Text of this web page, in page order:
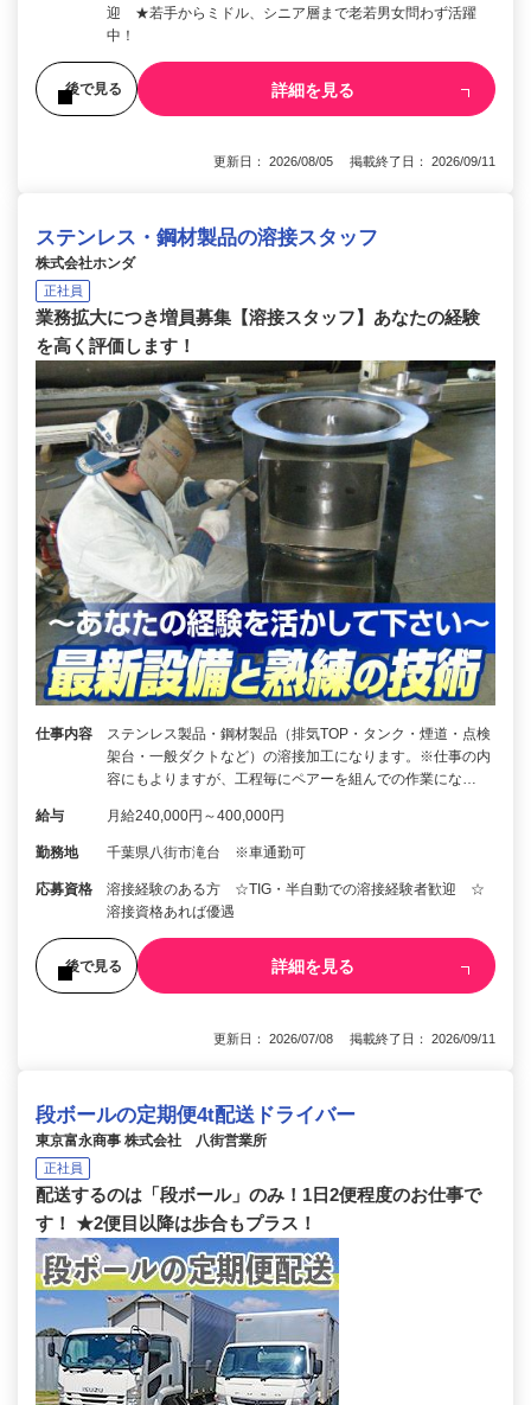
迎 ★若手からミドル、シニア層まで老若男女問わず活躍
中！
後で見る 詳細を見る
更新日： 2026/08/05 掲載終了日： 2026/09/11
ステンレス・鋼材製品の溶接スタッフ
株式会社ホンダ
正社員
業務拡大につき増員募集【溶接スタッフ】あなたの経験
を高く評価します！
仕事内容
ステンレス製品・鋼材製品（排気TOP・タンク・煙道・点検
架台・一般ダクトなど）の溶接加工になります。※仕事の内
容にもよりますが、工程毎にペアーを組んでの作業にな…
給与 月給240,000円～400,000円
勤務地 千葉県八街市滝台 ※車通勤可
応募資格
溶接経験のある方 ☆TIG・半自動での溶接経験者歓迎 ☆
溶接資格あれば優遇
後で見る 詳細を見る
更新日： 2026/07/08 掲載終了日： 2026/09/11
段ボールの定期便4t配送ドライバー
東京富永商事 株式会社 八街営業所
正社員
配送するのは「段ボール」のみ！1日2便程度のお仕事で
す！ ★2便目以降は歩合もプラス！